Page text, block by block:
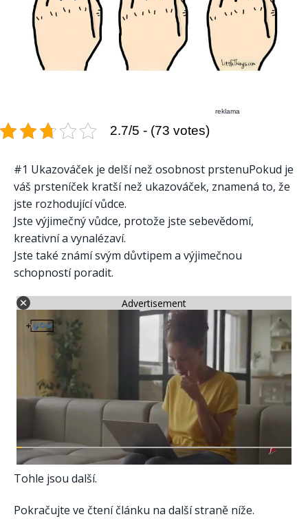
reklama
2.7/5 - (73 votes)
#1 Ukazováček je delší než osobnost prstenuPokud je
váš prsteníček kratší než ukazováček, znamená to, že
jste rozhodující vůdce.
Jste výjimečný vůdce, protože jste sebevědomí,
kreativní a vynalézaví.
Jste také známí svým důvtipem a výjimečnou
schopností poradit.
Advertisement
Tohle jsou další.
Pokračujte ve čtení článku na další straně níže.